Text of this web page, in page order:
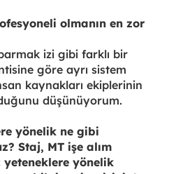
olmanın en zor
izi gibi farklı bir
göre ayrı sistem
kaynakları ekiplerinin
düşünüyorum.
yönelik ne gibi
Staj, MT işe alım
yeteneklere yönelik